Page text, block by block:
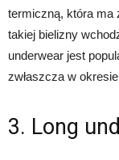
termiczną, która ma
takiej bielizny
underwear jest
zwłaszcza w
3. Long